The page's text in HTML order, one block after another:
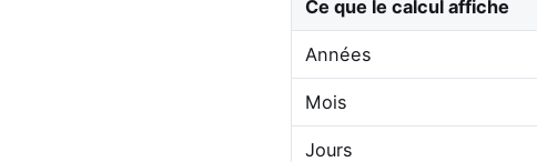
Ce que le calcul affiche
Années
Mois
Jours